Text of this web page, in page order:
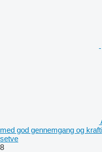
med god gennemgang og
setve
8